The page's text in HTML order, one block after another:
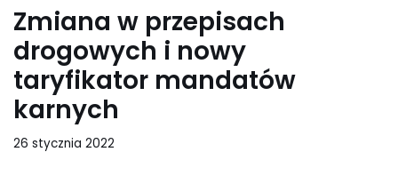
Zmiana w przepisach
drogowych i nowy
taryfikator mandatów
karnych
26 stycznia 2022